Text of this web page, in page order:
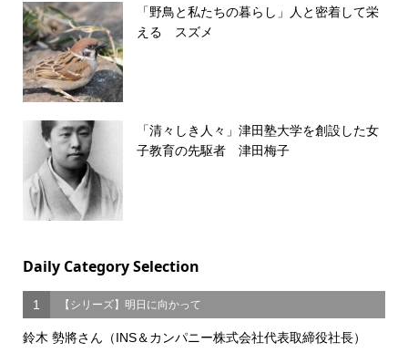
「野鳥と私たちの暮らし」人と密着して栄
える スズメ
「清々しき人々」津田塾大学を創設した女
子教育の先駆者 津田梅子
Daily Category Selection
1 【シリーズ】明日に向かって
鈴木 勢將さん（INS＆カンパニー株式会社代表取締役社長）